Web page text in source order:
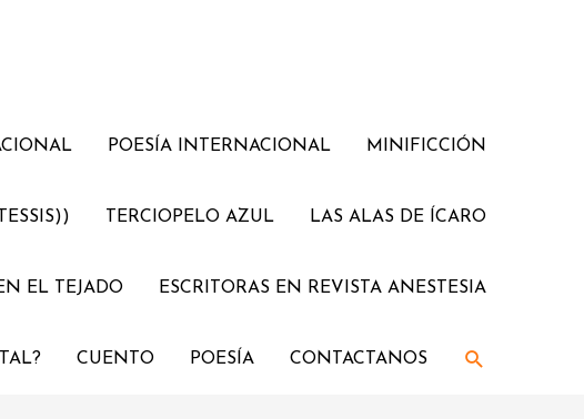
POESÍA INTERNACIONAL MINIFICCIÓN
TERCIOPELO AZUL LAS ALAS DE ÍCARO
EL TEJADO ESCRITORAS EN REVISTA ANESTESIA
CUENTO POESÍA CONTACTANOS Buscar